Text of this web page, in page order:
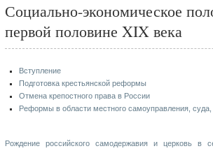
Социально-экономическое
первой половине XIX века
Вступление
Подготовка крестьянской реформы
Отмена крепостного права в России
Реформы в области местного самоуправления, суда,
Рождение российского самодержавия и церковь в